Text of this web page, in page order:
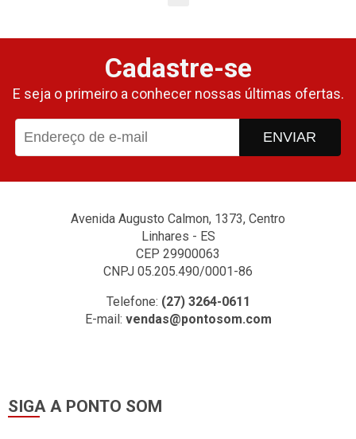
Cadastre-se
E seja o primeiro a conhecer nossas últimas ofertas.
ENVIAR
Avenida Augusto Calmon, 1373, Centro
Linhares - ES
CEP 29900063
CNPJ 05.205.490/0001-86
Telefone: (27) 3264-0611
E-mail: vendas@pontosom.com
SIGA A PONTO SOM